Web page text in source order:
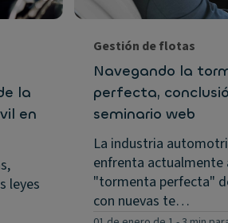
la
en
leyes
Gestión de flotas
Navegando la
perfecta,
seminario web
La industria
enfrenta actualmente
"tormenta perfecta"
con nuevas te…